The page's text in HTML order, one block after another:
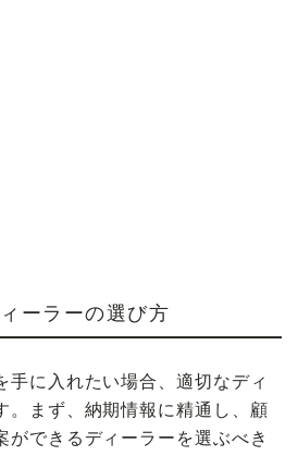
ーラーの選び方
手に入れたい場合、適切なディ
。まず、納期情報に精通し、顧
ができるディーラーを選ぶべき